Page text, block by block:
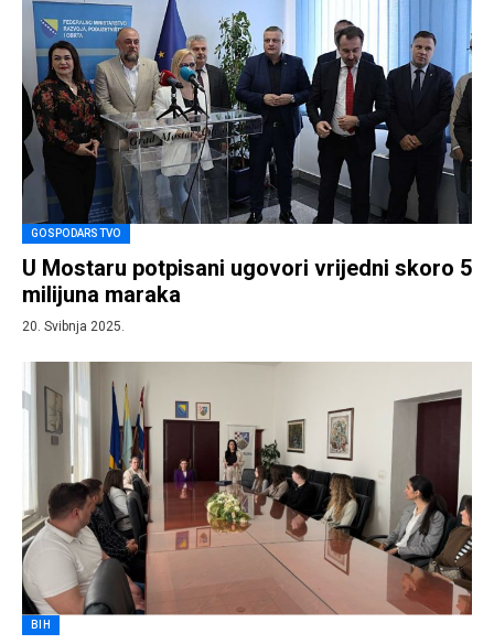
GOSPODARSTVO
U Mostaru potpisani ugovori vrijedni skoro 5
milijuna maraka
20. Svibnja 2025.
BIH